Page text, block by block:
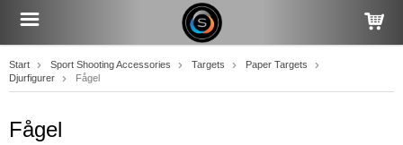
Start Sport Shooting Accessories Targets
Paper Targets
Djurfigurer
Fågel
Fågel